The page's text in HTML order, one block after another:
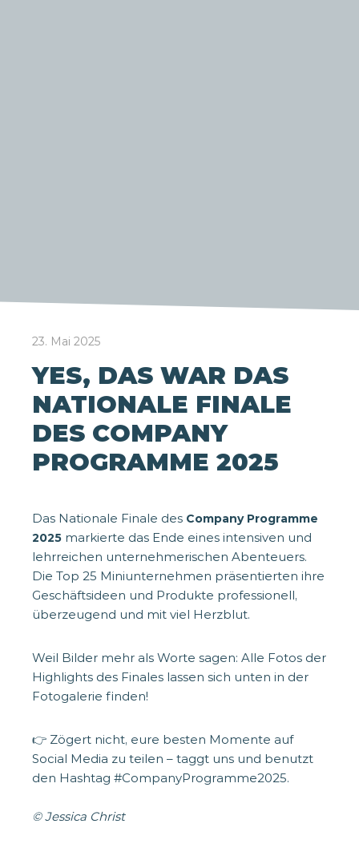
23. Mai 2025
YES, DAS WAR DAS
NATIONALE FINALE
DES COMPANY
PROGRAMME 2025
Das Nationale Finale des Company Programme
2025 markierte das Ende eines intensiven und
lehrreichen unternehmerischen Abenteuers.
Die Top 25 Miniunternehmen präsentierten ihre
Geschäftsideen und Produkte professionell,
überzeugend und mit viel Herzblut.
Weil Bilder mehr als Worte sagen: Alle Fotos der
Highlights des Finales lassen sich unten in der
Fotogalerie finden!
👉 Zögert nicht, eure besten Momente auf
Social Media zu teilen – taggt uns und benutzt
den Hashtag #CompanyProgramme2025.
© Jessica Christ